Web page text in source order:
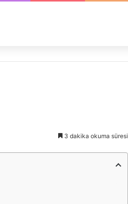
3 dakika okuma süresi